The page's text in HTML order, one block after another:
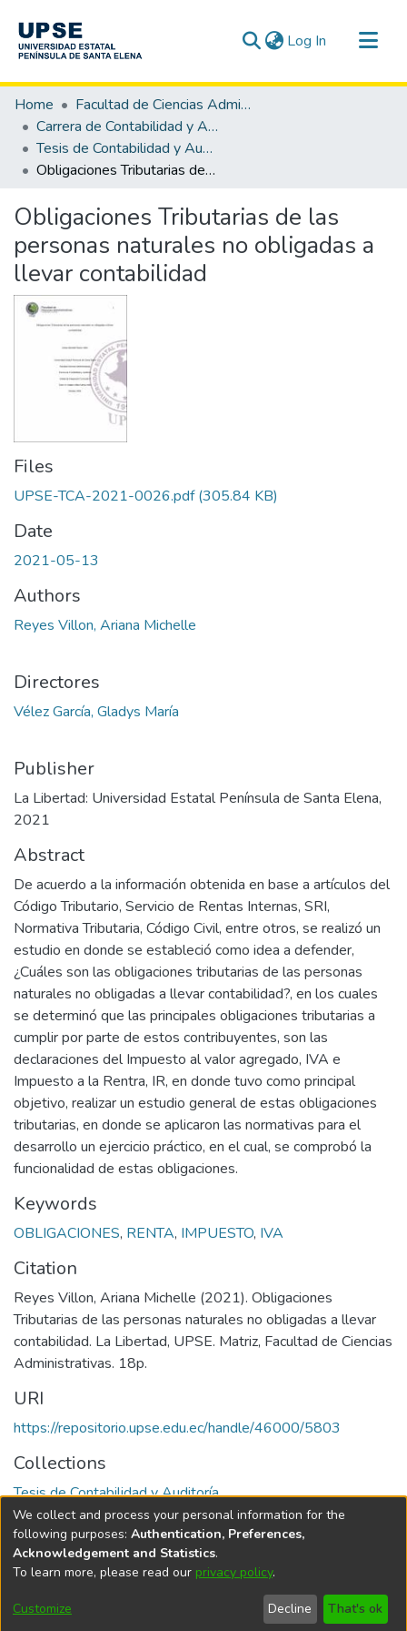
Log In (current)
Communities & Collections
All of DSpace
Statistics
Home
Facultad de Ciencias Administrativas
Carrera de Contabilidad y Auditoría
Tesis de Contabilidad y Auditoría
Obligaciones Tributarias de las personas naturales no obligadas a llevar contabilidad
Obligaciones Tributarias de las
personas naturales no obligadas a
llevar contabilidad
Files
UPSE-TCA-2021-0026.pdf(305.84 KB)
Date
2021-05-13
Authors
Reyes Villon, Ariana Michelle
Directores
Vélez García, Gladys María
Publisher
La Libertad: Universidad Estatal Península de Santa Elena,
2021
Abstract
De acuerdo a la información obtenida en base a artículos del
Código Tributario, Servicio de Rentas Internas, SRI,
Normativa Tributaria, Código Civil, entre otros, se realizó un
estudio en donde se estableció como idea a defender,
¿Cuáles son las obligaciones tributarias de las personas
naturales no obligadas a llevar contabilidad?, en los cuales
se determinó que las principales obligaciones tributarias a
cumplir por parte de estos contribuyentes, son las
declaraciones del Impuesto al valor agregado, IVA e
Impuesto a la Rentra, IR, en donde tuvo como principal
objetivo, realizar un estudio general de estas obligaciones
tributarias, en donde se aplicaron las normativas para el
desarrollo un ejercicio práctico, en el cual, se comprobó la
funcionalidad de estas obligaciones.
Keywords
OBLIGACIONES, RENTA, IMPUESTO, IVA
Citation
Reyes Villon, Ariana Michelle (2021). Obligaciones
Tributarias de las personas naturales no obligadas a llevar
contabilidad. La Libertad, UPSE. Matriz, Facultad de Ciencias
Administrativas. 18p.
URI
https://repositorio.upse.edu.ec/handle/46000/5803
Collections
Tesis de Contabilidad y Auditoría
Full item page
DSpace softwarecopyright © 2002-2026
Cookie
End User
Agreement
Send
Feedback
We collect and process your personal information for the
following purposes: Authentication, Preferences,
Acknowledgement and Statistics.
To learn more, please read our privacy policy.
Customize Decline That's ok